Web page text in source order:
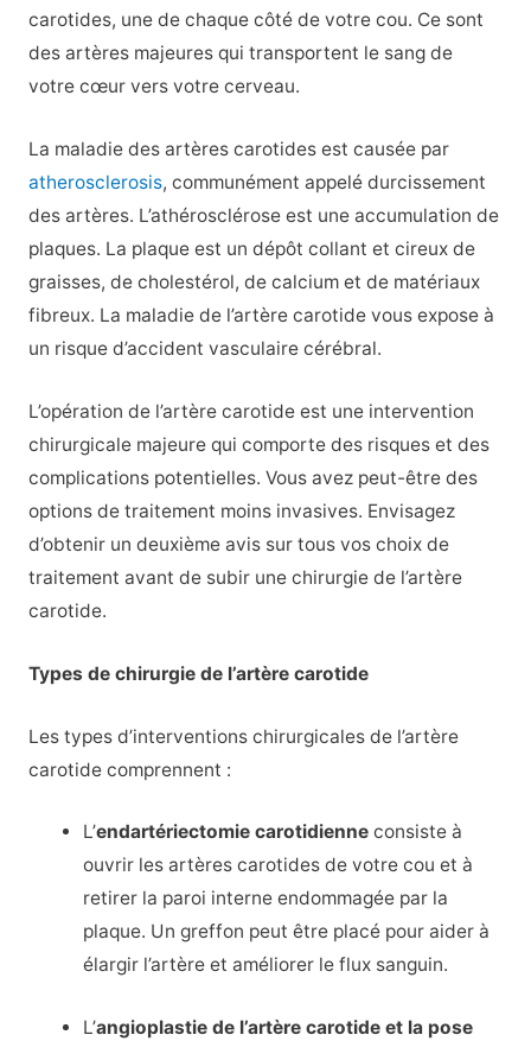
carotides, une de chaque côté de votre cou. Ce sont
des artères majeures qui transportent le sang de
votre cœur vers votre cerveau.
La maladie des artères carotides est causée par
atherosclerosis, communément appelé durcissement
des artères. L’athérosclérose est une accumulation de
plaques. La plaque est un dépôt collant et cireux de
graisses, de cholestérol, de calcium et de matériaux
fibreux. La maladie de l’artère carotide vous expose à
un risque d’accident vasculaire cérébral.
L’opération de l’artère carotide est une intervention
chirurgicale majeure qui comporte des risques et des
complications potentielles. Vous avez peut-être des
options de traitement moins invasives. Envisagez
d’obtenir un deuxième avis sur tous vos choix de
traitement avant de subir une chirurgie de l’artère
carotide.
Types de chirurgie de l’artère carotide
Les types d’interventions chirurgicales de l’artère
carotide comprennent :
L’endartériectomie carotidienne consiste à
ouvrir les artères carotides de votre cou et à
retirer la paroi interne endommagée par la
plaque. Un greffon peut être placé pour aider à
élargir l’artère et améliorer le flux sanguin.
L’angioplastie de l’artère carotide et la pose